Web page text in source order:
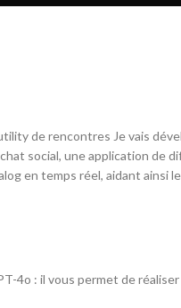
de rencontres Je vais
social, une application de
en temps réel, aidant ainsi
4o : il vous permet de